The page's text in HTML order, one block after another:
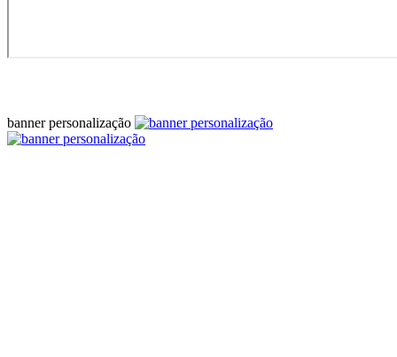
banner personalização